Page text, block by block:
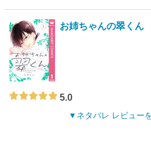
お姉ちゃんの翠くん
5.0
ネタバレ レビュー